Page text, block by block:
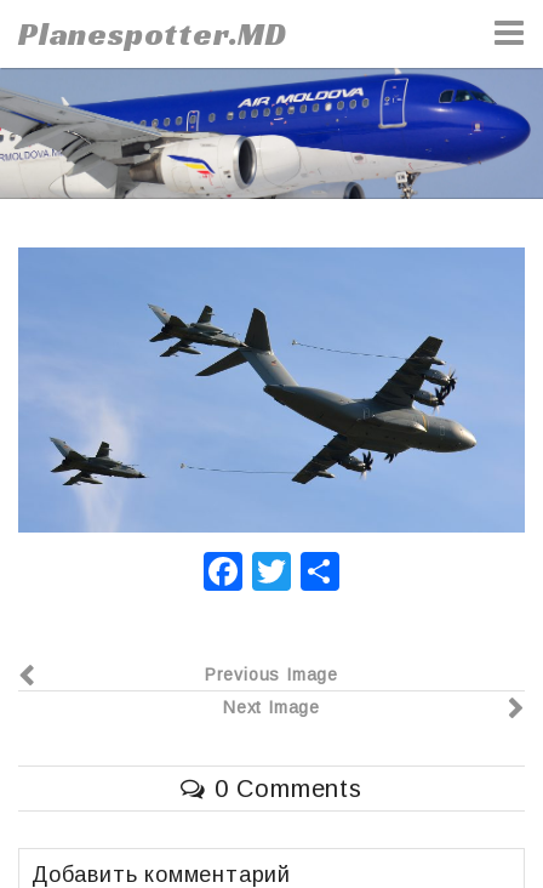
to
content
Planespotter.MD
F
e
b
o
o
k
T
er р
в
и
т
Previous Image
Next Image
0 Comments
Добавить комментарий